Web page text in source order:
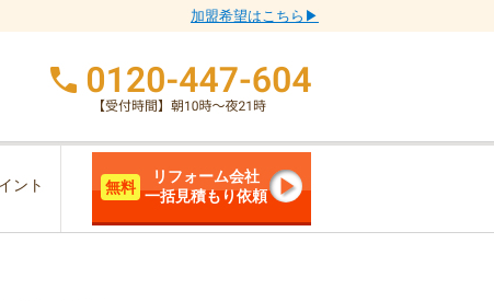
加盟希望はこちら▶
ント 無料
リフォーム会社
一括見積もり依頼